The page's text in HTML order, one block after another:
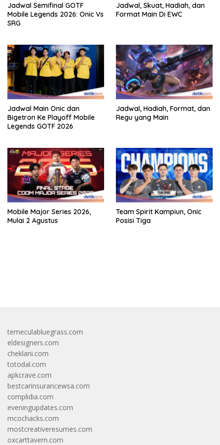
Jadwal Semifinal GOTF
Mobile Legends 2026: Onic Vs
SRG
Jadwal, Skuat, Hadiah, dan
Format Main Di EWC
Jadwal Main Onic dan
Bigetron Ke Playoff Mobile
Legends GOTF 2026
Jadwal, Hadiah, Format, dan
Regu yang Main
Mobile Major Series 2026,
Mulai 2 Agustus
Team Spirit Kampiun, Onic
Posisi Tiga
temeculabluegrass.com
eldesigners.com
cheklani.com
totodal.com
apkcrave.com
bestcarinsurancewsa.com
complidia.com
eveningupdates.com
mcochacks.com
mostcreativeresumes.com
oxcarttavern.com